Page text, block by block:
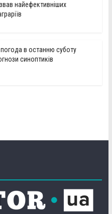
найефективніших
в останню суботу
синоптиків